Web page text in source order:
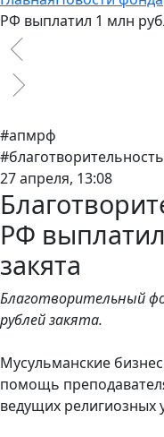
РФ выплатил 1 млн
#апмрф
#благотворительность
27 апреля, 13:08
РФ
закята
Благотворительный
рублей закята.
Мусульманские
помощь
ведущих религиозных